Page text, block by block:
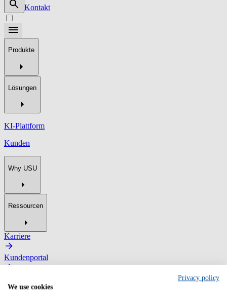
Kontakt
Produkte
Lösungen
KI-Plattform
Kunden
Why USU
Ressourcen
Karriere
Kundenportal
Sie haben Fragen oder möchten mehr über unsere Lösungen
Privacy policy
We use cookies